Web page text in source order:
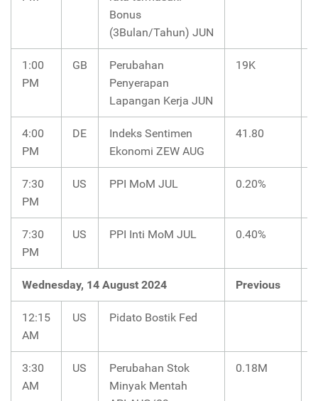
Bonus
(3Bulan/Tahun) JUN
1:00
PM
GB
Perubahan
Penyerapan
Lapangan Kerja JUN
19K
4:00
PM
DE
Indeks Sentimen
Ekonomi ZEW AUG
41.80
7:30
PM
US PPI MoM JUL 0.20%
7:30
PM
US PPI Inti MoM JUL 0.40%
Wednesday, 14 August 2024 Previous
12:15
AM
US Pidato Bostik Fed
3:30
AM
US
Perubahan Stok
Minyak Mentah
0.18M